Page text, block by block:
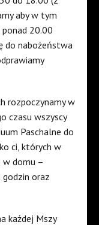
aby w tym
20.00
do nabożeństwa
rozpoczynamy w
czasu wszyscy
Paschalne do
ci, których w
w domu –
godzin oraz
każdej Mszy